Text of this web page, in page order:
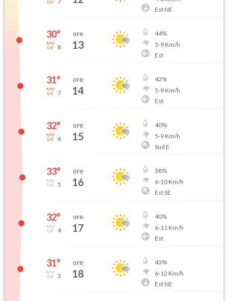
Est NE
30°
8
ore
13
44%
5-9Km/h
Est
31°
7
ore
14
42%
5-9Km/h
Est
32°
6
ore
15
40%
5-9Km/h
Sud E
33°
5
ore
16
38%
6-10Km/h
Est SE
32°
4
ore
17
40%
6-11 Km/h
Est
31°
3
ore
18
43%
6-12 Km/h
Est NE